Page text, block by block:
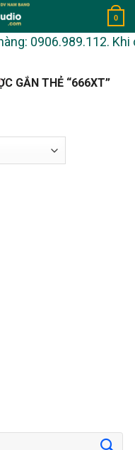
0
0906.989.112.
GẮN THẺ “666XT”